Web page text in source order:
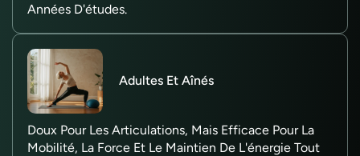
Années D'études.
Adultes Et Aînés
Doux Pour Les Articulations, Mais Efficace Pour La
Mobilité, La Force Et Le Maintien De L'énergie Tout